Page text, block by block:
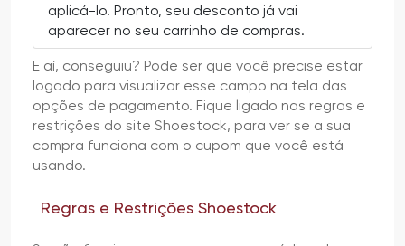
aplicá-lo. Pronto, seu desconto já vai
aparecer no seu carrinho de compras.
E aí, conseguiu? Pode ser que você precise estar
logado para visualizar esse campo na tela das
opções de pagamento. Fique ligado nas regras e
restrições do site Shoestock, para ver se a sua
compra funciona com o cupom que você está
usando.
Regras e Restrições Shoestock